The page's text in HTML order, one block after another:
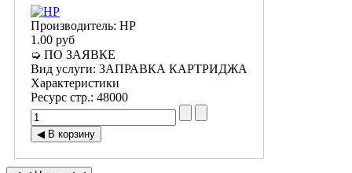
Производитель: HP
1.00 руб
➭ ПО ЗАЯВКЕ
Вид услуги: ЗАПРАВКА КАРТРИДЖА
Характеристики
Ресурс стр.: 48000